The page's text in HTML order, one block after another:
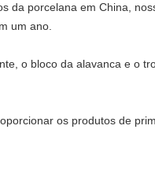
da porcelana em China,
um ano.
o bloco da alavanca e o
os produtos de